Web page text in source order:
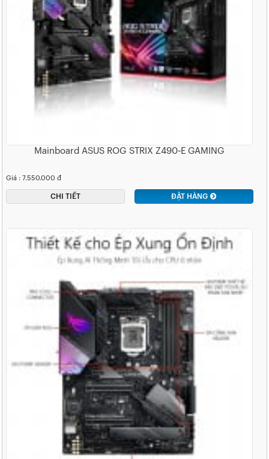
Mainboard ASUS ROG STRIX Z490-E GAMING
Giá : 7.550.000 đ
CHI TIẾT ĐẶT HÀNG